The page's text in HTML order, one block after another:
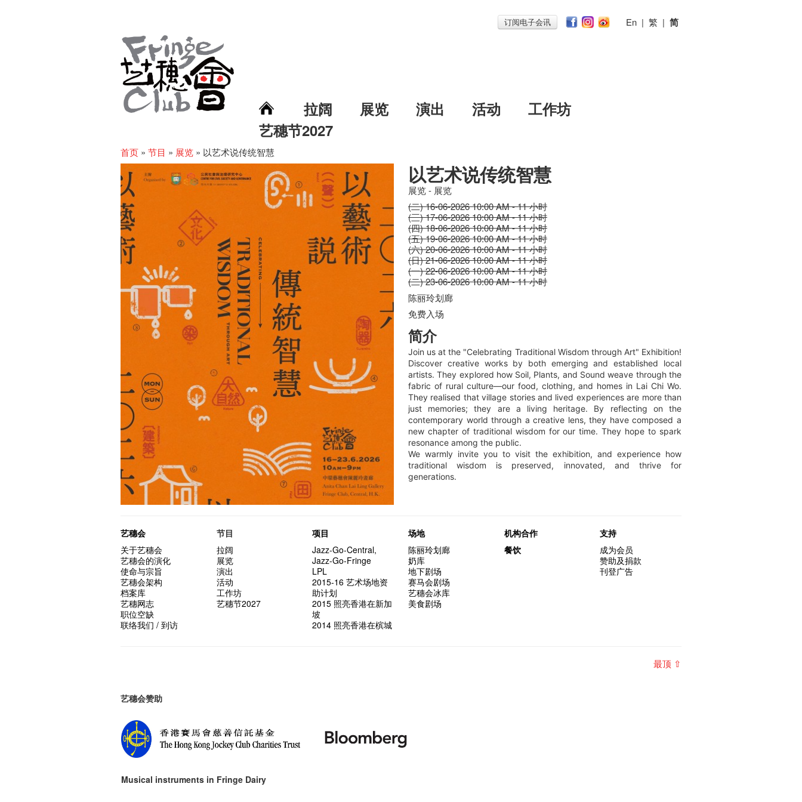
订阅电子会讯 En | 繁 | 简
拉阔 展览 演出 活动
工作坊
艺穗节2027
首页 » 节目 » 展览 » 以艺术说传统智慧
以艺术说传统智慧
展览 - 展览
(二) 16-06-2026 10:00 AM - 11 小时
(三) 17-06-2026 10:00 AM - 11 小时
(四) 18-06-2026 10:00 AM - 11 小时
(五) 19-06-2026 10:00 AM - 11 小时
(六) 20-06-2026 10:00 AM - 11 小时
(日) 21-06-2026 10:00 AM - 11 小时
(一) 22-06-2026 10:00 AM - 11 小时
(二) 23-06-2026 10:00 AM - 11 小时
陈丽玲划廊
免费入场
简介
Join us at the "Celebrating Traditional Wisdom through Art" Exhibition!
Discover creative works by both emerging and established local
artists. They explored how Soil, Plants, and Sound weave through the
fabric of rural culture—our food, clothing, and homes in Lai Chi Wo.
They realised that village stories and lived experiences are more than
just memories; they are a living heritage. By reflecting on the
contemporary world through a creative lens, they have composed a
new chapter of traditional wisdom for our time. They hope to spark
resonance among the public.
We warmly invite you to visit the exhibition, and experience how
traditional wisdom is preserved, innovated, and thrive for
generations.
艺穗会
关于艺穗会
艺穗会的演化
使命与宗旨
艺穗会架构
档案库
艺穗网志
职位空缺
联络我们 / 到访
节目
拉阔
展览
演出
活动
工作坊
艺穗节2027
项目
Jazz-Go-Central,
Jazz-Go-Fringe
LPL
2015-16 艺术场地资
助计划
2015 照亮香港在新加
坡
2014 照亮香港在槟城
场地
陈丽玲划廊
奶库
地下剧场
赛马会剧场
艺穗会冰库
美食剧场
机构合作
餐饮
支持
成为会员
赞助及捐款
刊登广告
最顶 ⇧
艺穗会赞助
Musical instruments in Fringe Dairy